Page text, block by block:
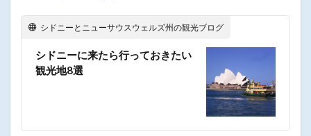
シドニーとニューサウスウェルズ州の観光ブログ
シドニーに来たら行っておきたい
観光地8選